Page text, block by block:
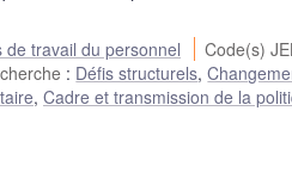
de travail du personnel Code(s)
: Défis structurels,
, Cadre et transmission de la